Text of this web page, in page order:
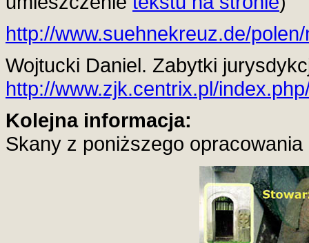
http://www.suehnekreuz.de/
Wojtucki Daniel. Zabytki
http://www.zjk.centrix.pl/
Kolejna informacja:
Skany z poniższego opracowania